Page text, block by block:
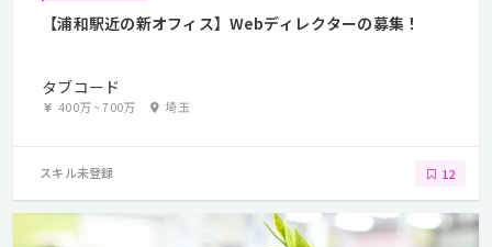
【浦和駅近の新オフィス】Webディレクターの募集！
タブコード
400万~700万 埼玉
スキル未登録 12